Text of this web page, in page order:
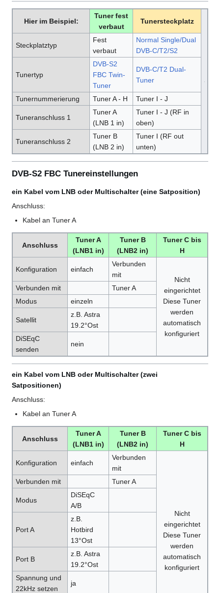
Hier im Beispiel:
Tuner fest
verbaut
Tunersteckplatz
Steckplatztyp
Fest
verbaut
Normal Single/Dual
DVB-C/T2/S2
Tunertyp
DVB-S2
FBC Twin-
Tuner
DVB-C/T2 Dual-
Tuner
Tunernummerierung Tuner A - H Tuner I - J
Tuneranschluss 1
Tuner A
(LNB 1 in)
Tuner I - J (RF in
oben)
Tuneranschluss 2
Tuner B
(LNB 2 in)
Tuner I (RF out
unten)
DVB-S2 FBC Tunereinstellungen
ein Kabel vom LNB oder Multischalter (eine Satposition)
Anschluss:
Kabel an Tuner A
Anschluss
Tuner A
(LNB1 in)
Tuner B
(LNB2 in)
Tuner C bis
H
Konfiguration einfach
Verbunden
mit
Nicht
eingerichtet
Diese Tuner
werden
automatisch
konfiguriert
Verbunden mit
Tuner A
Modus
einzeln
Satellit
z.B. Astra
19.2°Ost
DiSEqC
senden
nein
ein Kabel vom LNB oder Multischalter (zwei
Satpositionen)
Anschluss:
Kabel an Tuner A
Anschluss
Tuner A
(LNB1 in)
Tuner B
(LNB2 in)
Tuner C bis
H
Konfiguration einfach
Verbunden
mit
Nicht
eingerichtet
Diese Tuner
werden
automatisch
konfiguriert
Verbunden mit Tuner A
Modus
DiSEqC
A/B
Port A
z.B.
Hotbird
13°Ost
Port B
z.B. Astra
19.2°Ost
Spannung und
22kHz setzen
ja